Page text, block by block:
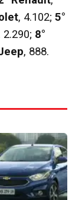
, 4.102; 5°
2.290; 8°
, 888.